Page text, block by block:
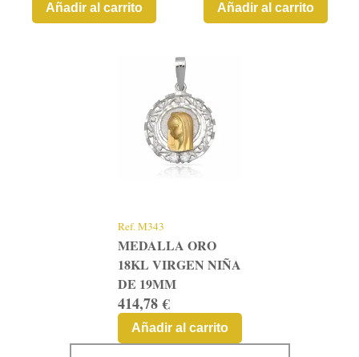
Añadir al carrito Añadir al carrito
Ref.M343
MEDALLA ORO
18KL VIRGEN NIÑA
DE 19MM
414,78 €
Añadir al carrito